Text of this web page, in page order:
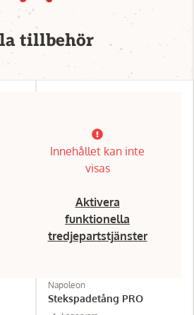
tillbehör
Innehållet kan inte
visas
Aktivera
funktionella
tredjepartstjänster
Napoleon
Stekspadetång PRO